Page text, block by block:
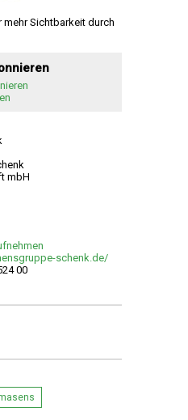
mehr Sichtbarkeit durch
mbH
schenk.de/
00